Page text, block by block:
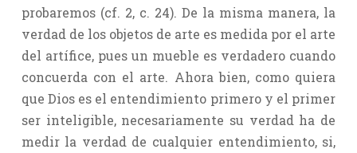
probaremos (cf. 2, c. 24). De la misma manera, la
verdad de los objetos de arte es medida por el arte
del artífice, pues un mueble es verdadero cuando
concuerda con el arte. Ahora bien, como quiera
que Dios es el entendimiento primero y el primer
ser inteligible, necesariamente su verdad ha de
medir la verdad de cualquier entendimiento, si,